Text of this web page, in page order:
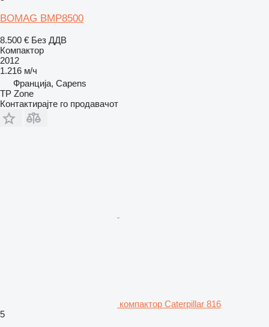
BOMAG BMP8500
8.500 € Без ДДВ
Компактор
2012
1.216 м/ч
Франција, Capens
TP Zone
Контактирајте го продавачот
компактор Caterpillar 816
5